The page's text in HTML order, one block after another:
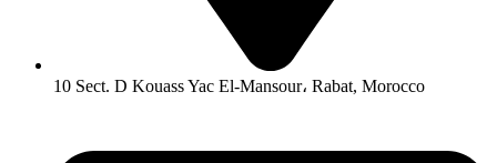
10 Sect. D Kouass Yac El-Mansour، Rabat, Morocco